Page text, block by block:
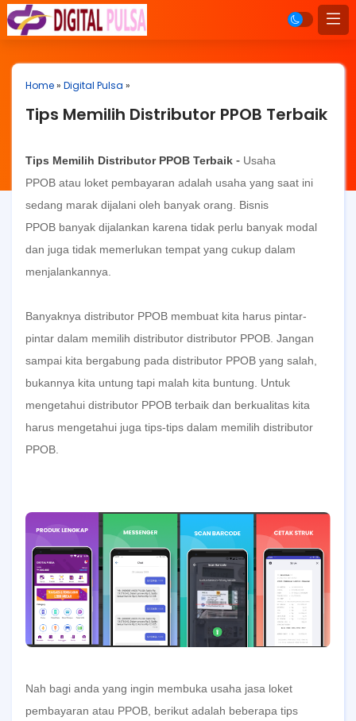
Home» Digital Pulsa »
Tips Memilih Distributor PPOB Terbaik
Tips Memilih Distributor PPOB Terbaik - Usaha
PPOB atau loket pembayaran adalah usaha yang saat ini
sedang marak dijalani oleh banyak orang. Bisnis
PPOB banyak dijalankan karena tidak perlu banyak modal
dan juga tidak memerlukan tempat yang cukup dalam
menjalankannya.
Banyaknya distributor PPOB membuat kita harus pintar-
pintar dalam memilih distributor distributor PPOB . Jangan
sampai kita bergabung pada distributor PPOB yang salah,
bukannya kita untung tapi malah kita buntung. Untuk
mengetahui distributor PPOB terbaik dan berkualitas kita
harus mengetahui juga tips-tips dalam memilih distributor
PPOB.
Nah bagi anda yang ingin membuka usaha jasa loket
pembayaran atau PPOB, berikut adalah beberapa tips